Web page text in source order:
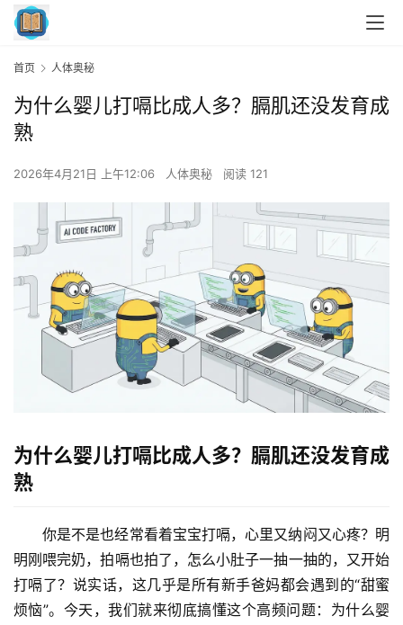
首页 人体奥秘
为什么婴儿打嗝比成人多？膈肌还没发育成
熟
2026年4月21日 上午12:06 人体奥秘 阅读 121
为什么婴儿打嗝比成人多？膈肌还没发育成
熟
你是不是也经常看着宝宝打嗝，心里又纳闷又心疼？明
明刚喂完奶，拍嗝也拍了，怎么小肚子一抽一抽的，又开始
打嗝了？说实话，这几乎是所有新手爸妈都会遇到的“甜蜜
烦恼”。今天，我们就来彻底搞懂这个高频问题： 为什么婴